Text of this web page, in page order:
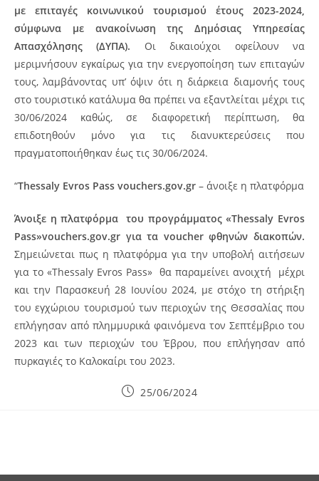
με επιταγές κοινωνικού τουρισμού έτους 2023-2024,
σύμφωνα με ανακοίνωση της Δημόσιας Υπηρεσίας
Απασχόλησης (ΔΥΠΑ). Οι δικαιούχοι οφείλουν να
μεριμνήσουν εγκαίρως για την ενεργοποίηση των επιταγών
τους, λαμβάνοντας υπ’ όψιν ότι η διάρκεια διαμονής τους
στο τουριστικό κατάλυμα θα πρέπει να εξαντλείται μέχρι τις
30/06/2024 καθώς, σε διαφορετική περίπτωση, θα
επιδοτηθούν μόνο για τις διανυκτερεύσεις που
πραγματοποιήθηκαν έως τις 30/06/2024.
“Thessaly Evros Pass vouchers.gov.gr – άνοιξε η πλατφόρμα
Άνοιξε η πλατφόρμα του προγράμματος «Thessaly Evros
Pass»vouchers.gov.gr για τα voucher φθηνών διακοπών.
Σημειώνεται πως η πλατφόρμα για την υποβολή αιτήσεων
για το «Thessaly Evros Pass» θα παραμείνει ανοιχτή μέχρι
και την Παρασκευή 28 Ιουνίου 2024, με στόχο τη στήριξη
του εγχώριου τουρισμού των περιοχών της Θεσσαλίας που
επλήγησαν από πλημμυρικά φαινόμενα τον Σεπτέμβριο του
2023 και των περιοχών του Έβρου, που επλήγησαν από
πυρκαγιές το Καλοκαίρι του 2023.
Post25/06/2024